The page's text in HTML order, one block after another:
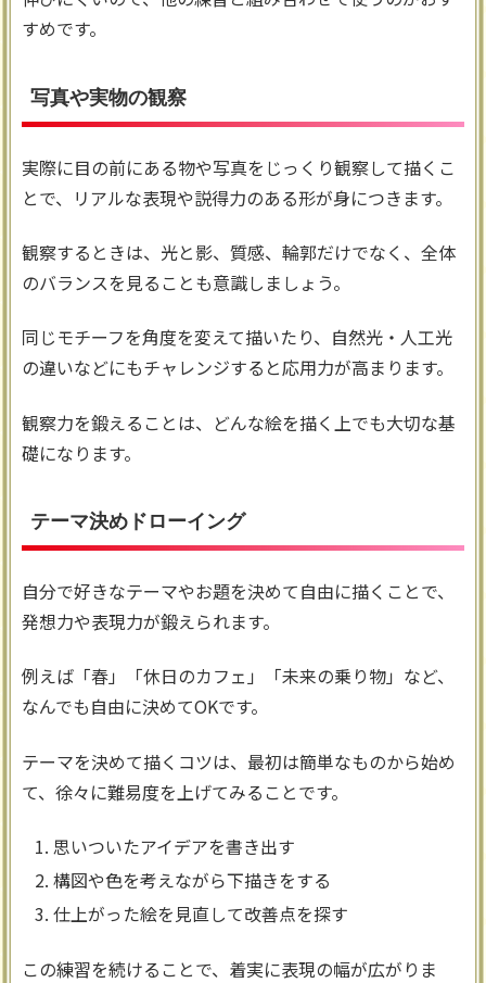
すめです。
写真や実物の観察
実際に目の前にある物や写真をじっくり観察して描くこ
とで、リアルな表現や説得力のある形が身につきます。
観察するときは、光と影、質感、輪郭だけでなく、全体
のバランスを見ることも意識しましょう。
同じモチーフを角度を変えて描いたり、自然光・人工光
の違いなどにもチャレンジすると応用力が高まります。
観察力を鍛えることは、どんな絵を描く上でも大切な基
礎になります。
テーマ決めドローイング
自分で好きなテーマやお題を決めて自由に描くことで、
発想力や表現力が鍛えられます。
例えば「春」「休日のカフェ」「未来の乗り物」など、
なんでも自由に決めてOKです。
テーマを決めて描くコツは、最初は簡単なものから始め
て、徐々に難易度を上げてみることです。
思いついたアイデアを書き出す
構図や色を考えながら下描きをする
仕上がった絵を見直して改善点を探す
この練習を続けることで、着実に表現の幅が広がりま